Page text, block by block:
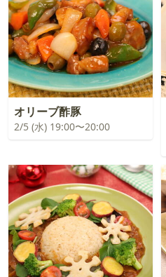
オリーブ酢豚
2/5 (水) 19:00〜20:00